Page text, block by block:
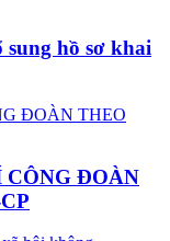
sung hồ sơ khai
ĐOÀN